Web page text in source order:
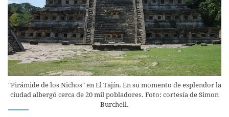
"Pirámide de los Nichos" en El Tajín. En su momento de esplendor la
ciudad albergó cerca de 20 mil pobladores. Foto: cortesía de Simon
Burchell.